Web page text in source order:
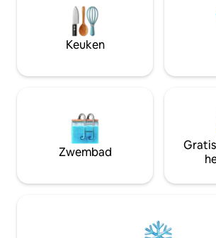
piscina temperada todos los días de
verano y resto del año solo fines de
Keuken
Zwembad